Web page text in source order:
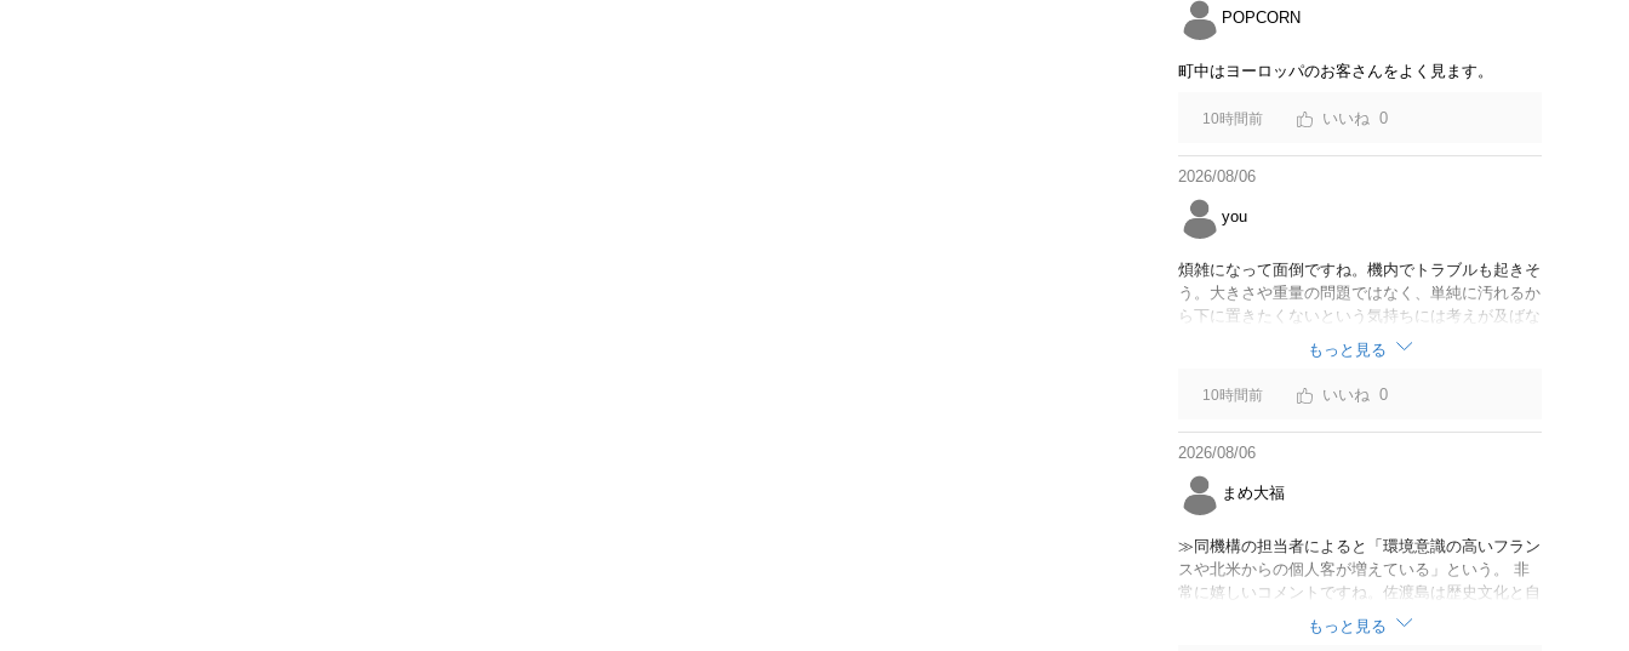
POPCORN
町中はヨーロッパのお客さんをよく見ます。
10時間前 0
2026/08/06
you
煩雑になって面倒ですね。機内でトラブルも起きそ
う。大きさや重量の問題ではなく、単純に汚れるか
ら下に置きたくないという気持ちには考えが及ばな
かったのでしょうかね。いっそ、荷物棚を撤去した
座席を作って、座席指定も荷物も含んだプランとす
べて無しで格安プランで分けてもらった方がシンプ
ルで分かりやすいかも。どんどん料金が細分化され
て面倒です。
もっと見る
10時間前 0
2026/08/06
まめ大福
≫同機構の担当者によると「環境意識の高いフラン
スや北米からの個人客が増えている」という。 非
常に嬉しいコメントですね。佐渡島は歴史文化と自
然が相まっての土地となっているので、個人的には
環境意識の低い人は来ないでほしいです。「金がと
もっと見る